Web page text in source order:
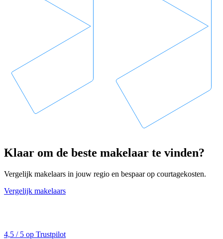
Klaar om de beste makelaar te vinden?
Vergelijk makelaars in jouw regio en bespaar op courtagekosten.
Vergelijk makelaars
4,5 / 5 op Trustpilot